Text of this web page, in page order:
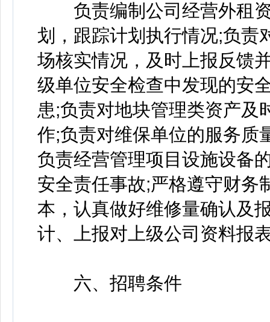
负责编制公司经营外租资
划，跟踪计划执行情况;负责
场核实情况，及时上报反馈
级单位安全检查中发现的安
患;负责对地块管理类资产及
作;负责对维保单位的服务质
负责经营管理项目设施设备
安全责任事故;严格遵守财务
本，认真做好维修量确认及
计、上报对上级公司资料报
六、招聘条件